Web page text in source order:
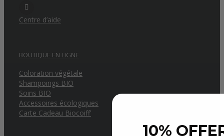
Centre d’aide
BOUTIQUE EN LIGNE
Coloration végétale
Shampoings BIO
Soins BIO
Accessoires écologiques
Carte Cadeau Biocoiff’
10%